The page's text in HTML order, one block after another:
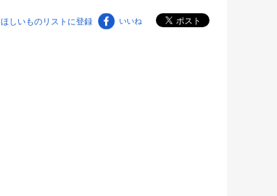
ほしいものリストに登録 いいね